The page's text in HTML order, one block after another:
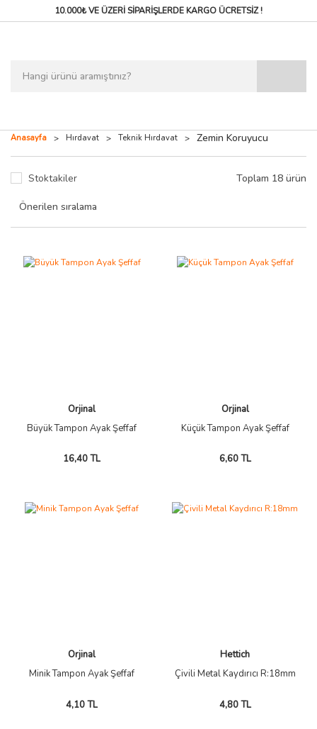
10.000₺ VE ÜZERİ SİPARİŞLERDEKARGO ÜCRETSİZ !
Anasayfa Hırdavat Teknik Hırdavat Zemin Koruyucu
Stoktakiler Toplam 18 ürün
Orjinal
Büyük Tampon Ayak Şeffaf
16,40 TL
Orjinal
Küçük Tampon Ayak Şeffaf
6,60 TL
Orjinal
Minik Tampon Ayak Şeffaf
4,10 TL
Hettich
Çivili Metal Kaydırıcı R:18mm
4,80 TL